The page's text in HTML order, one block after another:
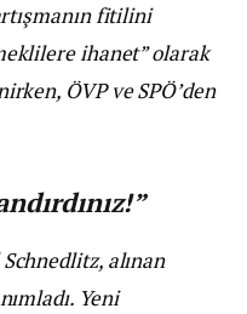
fitilini
ihanet” olarak
ÖVP ve SPÖ’den
alınan
Yeni